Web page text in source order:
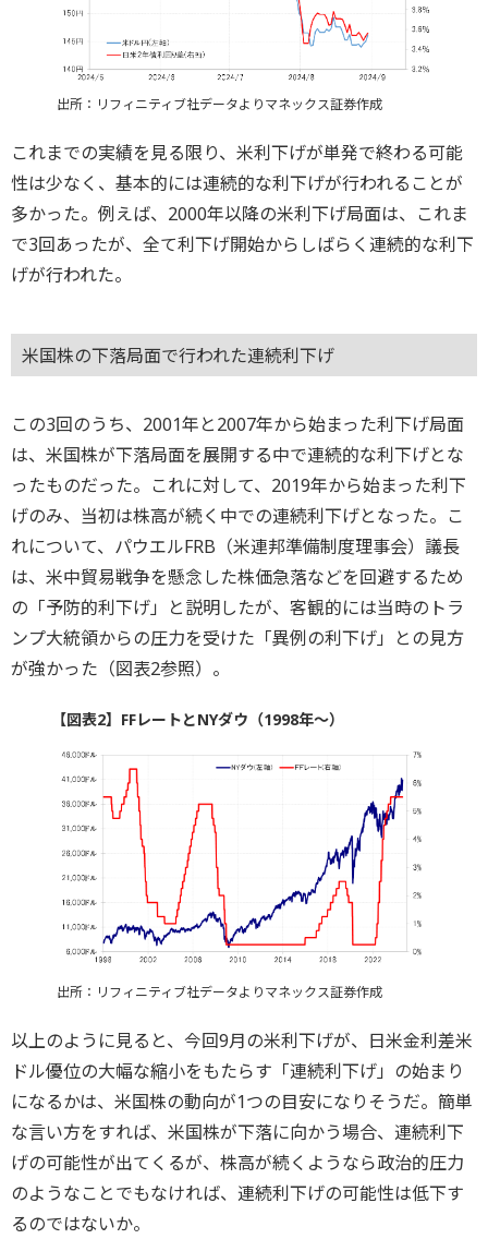
出所：リフィニティブ社データよりマネックス証券作成
これまでの実績を見る限り、米利下げが単発で終わる可能
性は少なく、基本的には連続的な利下げが行われることが
多かった。例えば、2000年以降の米利下げ局面は、これま
で3回あったが、全て利下げ開始からしばらく連続的な利下
げが行われた。
米国株の下落局面で行われた連続利下げ
この3回のうち、2001年と2007年から始まった利下げ局面
は、米国株が下落局面を展開する中で連続的な利下げとな
ったものだった。これに対して、2019年から始まった利下
げのみ、当初は株高が続く中での連続利下げとなった。こ
れについて、パウエルFRB（米連邦準備制度理事会）議長
は、米中貿易戦争を懸念した株価急落などを回避するため
の「予防的利下げ」と説明したが、客観的には当時のトラ
ンプ大統領からの圧力を受けた「異例の利下げ」との見方
が強かった（図表2参照）。
【図表2】FFレートとNYダウ（1998年～）
出所：リフィニティブ社データよりマネックス証券作成
以上のように見ると、今回9月の米利下げが、日米金利差米
ドル優位の大幅な縮小をもたらす「連続利下げ」の始まり
になるかは、米国株の動向が1つの目安になりそうだ。簡単
な言い方をすれば、米国株が下落に向かう場合、連続利下
げの可能性が出てくるが、株高が続くようなら政治的圧力
のようなことでもなければ、連続利下げの可能性は低下す
るのではないか。